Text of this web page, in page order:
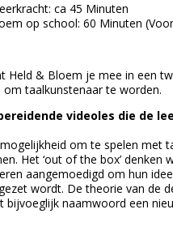
ca 45 Minuten
op school: 60 Minuten
Held & Bloem je mee in een
taalkunstenaar te worden.
videoles die de
om te spelen met
Het ‘out of the box’ denken
aangemoedigd om hun
wordt. De theorie van de
bijvoeglijk naamwoord een